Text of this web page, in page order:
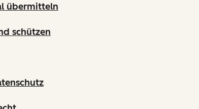
übermitteln
schützen